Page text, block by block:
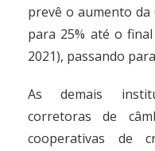
prevê o aumento da
para 25% até o
2021), passando
As demais
corretoras de
cooperativas de